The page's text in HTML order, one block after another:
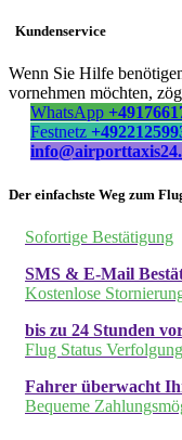
Kundenservice
Wenn Sie Hilfe
vornehmen möchten,
WhatsApp
Festnetz
Der einfachste Weg zum
Sofortige Bestätigung
SMS & E-Mail
Kostenlose
bis zu 24 Stunden
Flug Status Verfolgung
Fahrer überwacht
Bequeme